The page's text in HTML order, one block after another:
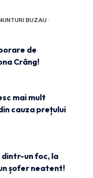
BUZAU
de
Crâng!
mai mult
cauza prețului
dintr-un foc, la
șofer neatent!